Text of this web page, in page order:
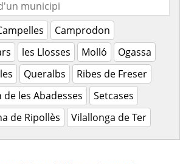
Camprodon
les Llosses Molló
Ogassa
Queralbs
Ribes de Freser
de les Abadesses
Setcases
de Ripollès Vilallonga de Ter